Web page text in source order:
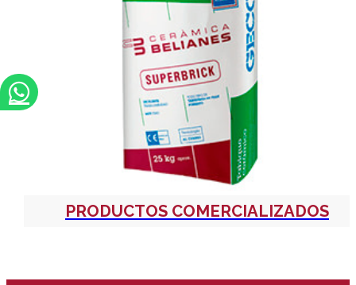
PRODUCTOS COMERCIALIZADOS